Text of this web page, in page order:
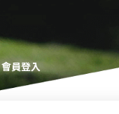
會員登入